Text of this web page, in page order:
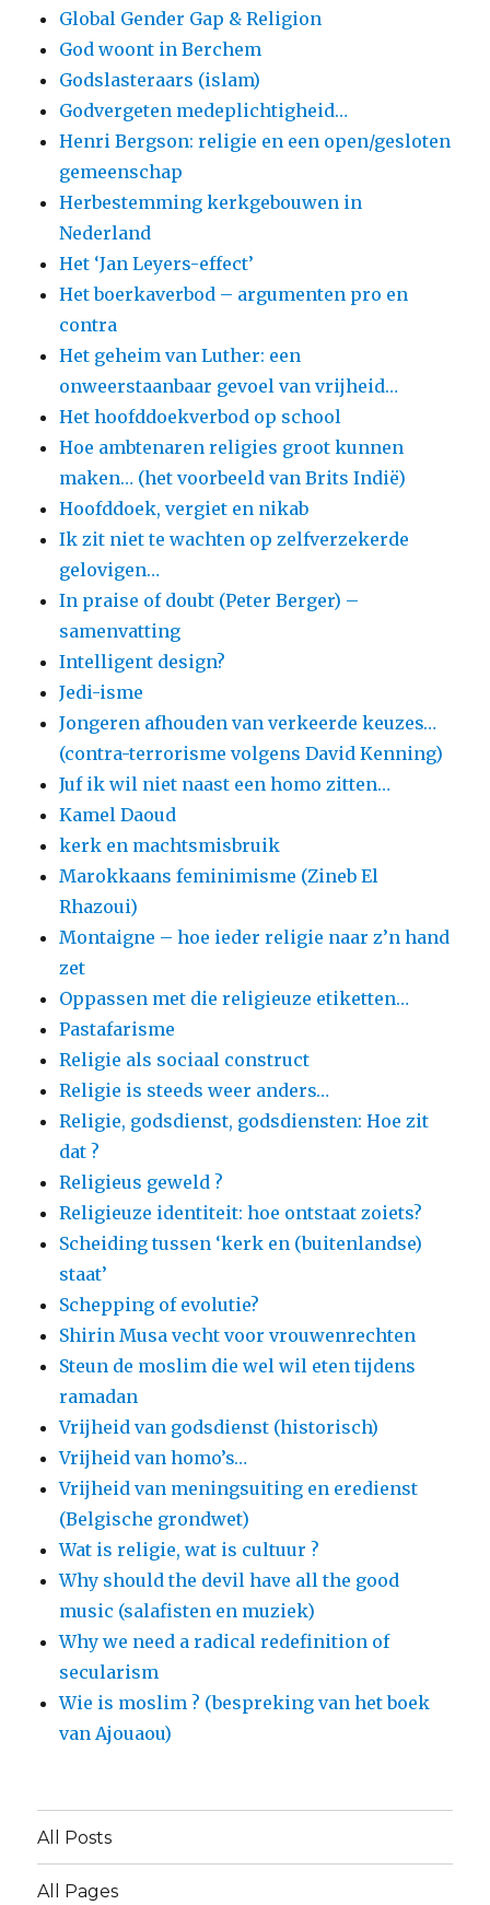
Global Gender Gap & Religion
God woont in Berchem
Godslasteraars (islam)
Godvergeten medeplichtigheid…
Henri Bergson: religie en een open/gesloten
gemeenschap
Herbestemming kerkgebouwen in
Nederland
Het ‘Jan Leyers-effect’
Het boerkaverbod – argumenten pro en
contra
Het geheim van Luther: een
onweerstaanbaar gevoel van vrijheid…
Het hoofddoekverbod op school
Hoe ambtenaren religies groot kunnen
maken… (het voorbeeld van Brits Indië)
Hoofddoek, vergiet en nikab
Ik zit niet te wachten op zelfverzekerde
gelovigen…
In praise of doubt (Peter Berger) –
samenvatting
Intelligent design?
Jedi-isme
Jongeren afhouden van verkeerde keuzes…
(contra-terrorisme volgens David Kenning)
Juf ik wil niet naast een homo zitten…
Kamel Daoud
kerk en machtsmisbruik
Marokkaans feminimisme (Zineb El
Rhazoui)
Montaigne – hoe ieder religie naar z’n hand
zet
Oppassen met die religieuze etiketten…
Pastafarisme
Religie als sociaal construct
Religie is steeds weer anders…
Religie, godsdienst, godsdiensten: Hoe zit
dat ?
Religieus geweld ?
Religieuze identiteit: hoe ontstaat zoiets?
Scheiding tussen ‘kerk en (buitenlandse)
staat’
Schepping of evolutie?
Shirin Musa vecht voor vrouwenrechten
Steun de moslim die wel wil eten tijdens
ramadan
Vrijheid van godsdienst (historisch)
Vrijheid van homo’s…
Vrijheid van meningsuiting en eredienst
(Belgische grondwet)
Wat is religie, wat is cultuur ?
Why should the devil have all the good
music (salafisten en muziek)
Why we need a radical redefinition of
secularism
Wie is moslim ? (bespreking van het boek
van Ajouaou)
All Posts
All Pages